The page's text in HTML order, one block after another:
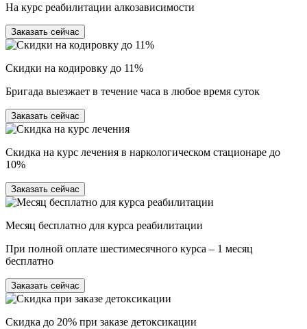
На курс реабилитации алкозависимости
Заказать сейчас
Скидки на кодировку до 11%
Бригада выезжает в течение часа в любое время суток
Заказать сейчас
Скидка на курс лечения в наркологическом стационаре до
10%
Заказать сейчас
Месяц бесплатно для курса реабилитации
При полной оплате шестимесячного курса – 1 месяц
бесплатно
Заказать сейчас
Скидка до 20% при заказе детоксикации